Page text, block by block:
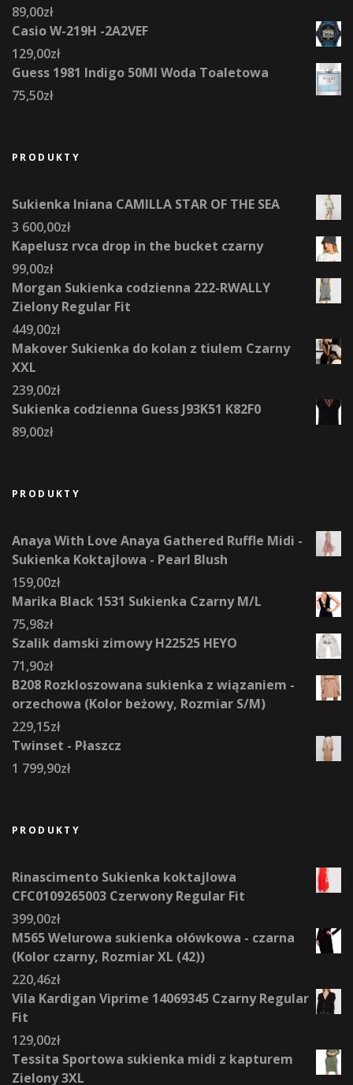
89,00zł
Casio W-219H -2A2VEF
129,00zł
Guess 1981 Indigo 50Ml Woda Toaletowa
75,50zł
PRODUKTY
Sukienka lniana CAMILLA STAR OF THE SEA
3 600,00zł
Kapelusz rvca drop in the bucket czarny
99,00zł
Morgan Sukienka codzienna 222-RWALLY
Zielony Regular Fit
449,00zł
Makover Sukienka do kolan z tiulem Czarny
XXL
239,00zł
Sukienka codzienna Guess J93K51 K82F0
89,00zł
PRODUKTY
Anaya With Love Anaya Gathered Ruffle Midi -
Sukienka Koktajlowa - Pearl Blush
159,00zł
Marika Black 1531 Sukienka Czarny M/L
75,98zł
Szalik damski zimowy H22525 HEYO
71,90zł
B208 Rozkloszowana sukienka z wiązaniem -
orzechowa (Kolor beżowy, Rozmiar S/M)
229,15zł
Twinset - Płaszcz
1 799,90zł
PRODUKTY
Rinascimento Sukienka koktajlowa
CFC0109265003 Czerwony Regular Fit
399,00zł
M565 Welurowa sukienka ołówkowa - czarna
(Kolor czarny, Rozmiar XL (42))
220,46zł
Vila Kardigan Viprime 14069345 Czarny Regular
Fit
129,00zł
Tessita Sportowa sukienka midi z kapturem
Zielony 3XL